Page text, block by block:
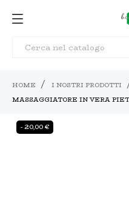
HOME I NOSTRI PRODOTTI
MASSAGGIATORE IN VERA
- 20,00 €